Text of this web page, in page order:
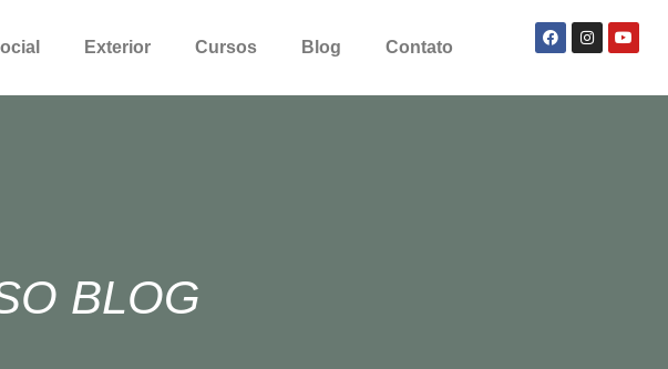
Exterior Cursos Blog Contato
BLOG